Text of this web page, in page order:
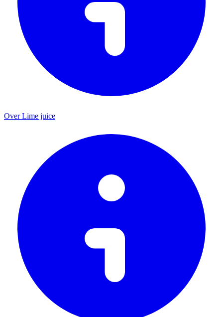
Over Lime juice